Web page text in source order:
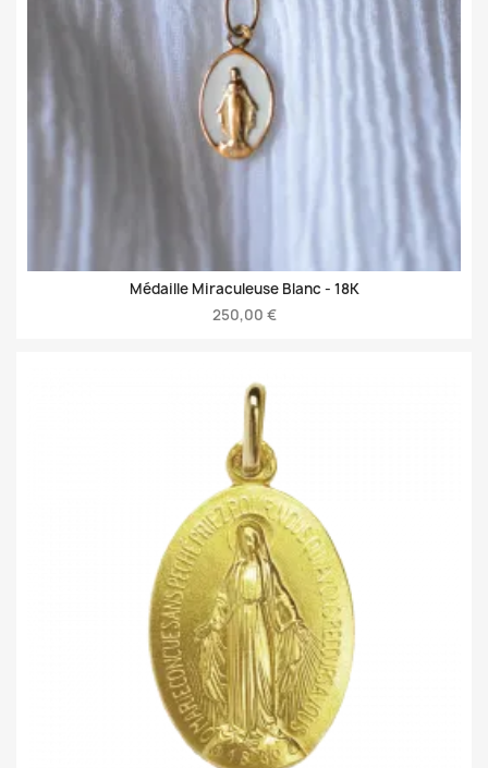
Médaille Miraculeuse Blanc - 18K
250,00 €